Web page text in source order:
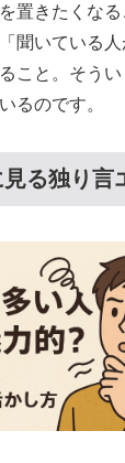
置きたくなる
聞いている
こと。そう
るのです。
る独り言